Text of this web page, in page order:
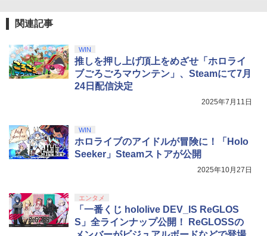
関連記事
WIN
推しを押し上げ頂上をめざせ「ホロライ
ブごろごろマウンテン」、Steamにて7月
24日配信決定
2025年7月11日
WIN
ホロライブのアイドルが冒険に！「Holo
Seeker」Steamストアが公開
2025年10月27日
エンタメ
「一番くじ hololive DEV_IS ReGLOS
S」全ラインナップ公開！ ReGLOSSの